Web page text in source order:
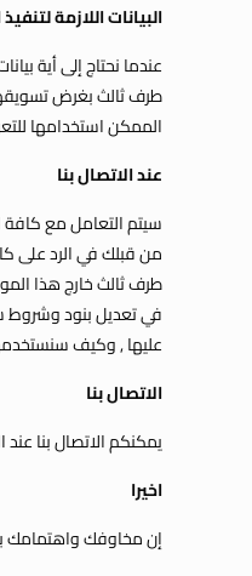
البيانات اللازمة
عندما نحتاج إلى أية
طرف ثالث بغرض
الممكن استخدامها
عند الاتصال بنا
سيتم التعامل مع كافة
من قبلك في الرد على
طرف ثالث خارج هذا
في تعديل بنود وشروط
عليها , وكيف
الاتصال بنا
يمكنكم الاتصال بنا
اخيرا
إن مخاوفك واهتمامك